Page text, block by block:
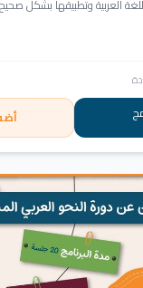
العربية وتطبيقها بشكل صحيح.
ومبسطة، مع مراعاة تنوع